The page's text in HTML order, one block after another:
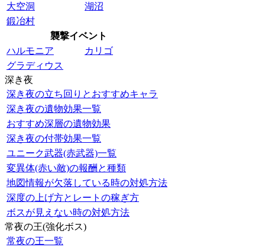
大空洞
湖沼
鍛冶村
襲撃イベント
ハルモニア
カリゴ
グラディウス
深き夜
深き夜の立ち回りとおすすめキャラ
深き夜の遺物効果一覧
おすすめ深層の遺物効果
深き夜の付帯効果一覧
ユニーク武器(赤武器)一覧
変異体(赤い敵)の報酬と種類
地図情報が欠落している時の対処方法
深度の上げ方とレートの稼ぎ方
ボスが見えない時の対処方法
常夜の王(強化ボス)
常夜の王一覧